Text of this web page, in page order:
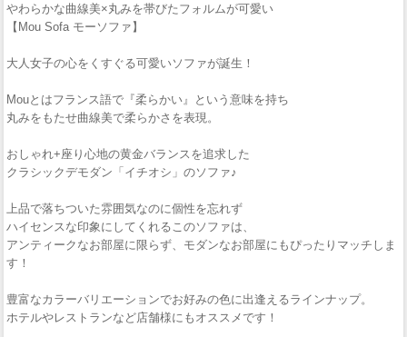
やわらかな曲線美×丸みを帯びたフォルムが可愛い
【Mou Sofa モーソファ】
大人女子の心をくすぐる可愛いソファが誕生！
Mouとはフランス語で『柔らかい』という意味を持ち
丸みをもたせ曲線美で柔らかさを表現。
おしゃれ+座り心地の黄金バランスを追求した
クラシックデモダン「イチオシ」のソファ♪
上品で落ちついた雰囲気なのに個性を忘れず
ハイセンスな印象にしてくれるこのソファは、
アンティークなお部屋に限らず、モダンなお部屋にもぴったりマッチしま
す！
豊富なカラーバリエーションでお好みの色に出逢えるラインナップ。
ホテルやレストランなど店舗様にもオススメです！